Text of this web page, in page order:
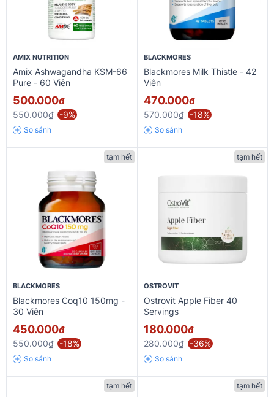
AMIX NUTRITION
Amix Ashwagandha KSM-66
Pure - 60 Viên
500.000đ
550.000₫ -9%
So sánh
BLACKMORES
Blackmores Milk Thistle - 42
Viên
470.000đ
570.000₫ -18%
So sánh
tạm hết
BLACKMORES
Blackmores Coq10 150mg -
30 Viên
450.000đ
550.000₫ -18%
So sánh
tạm hết
OSTROVIT
Ostrovit Apple Fiber 40
Servings
180.000đ
280.000₫ -36%
So sánh
tạm hết tạm hết